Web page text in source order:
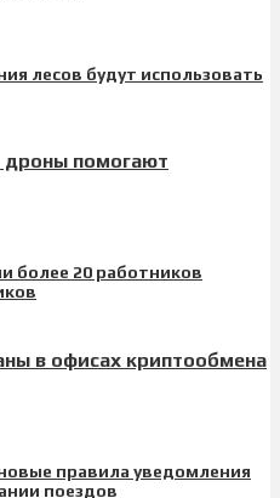
дроны помогают
в офисах криптообмена